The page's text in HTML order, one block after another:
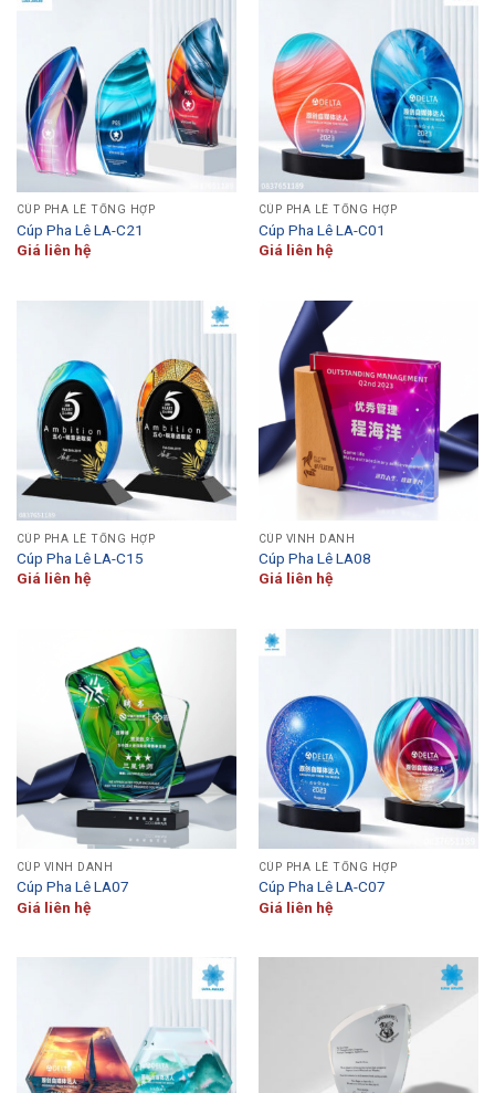
CÚP PHA LÊ TỔNG HỢP
Cúp Pha Lê LA-C21
Giá liên hệ
CÚP PHA LÊ TỔNG HỢP
Cúp Pha Lê LA-C01
Giá liên hệ
CÚP PHA LÊ TỔNG HỢP
Cúp Pha Lê LA-C15
Giá liên hệ
CÚP VINH DANH
Cúp Pha Lê LA08
Giá liên hệ
CÚP VINH DANH
Cúp Pha Lê LA07
Giá liên hệ
CÚP PHA LÊ TỔNG HỢP
Cúp Pha Lê LA-C07
Giá liên hệ